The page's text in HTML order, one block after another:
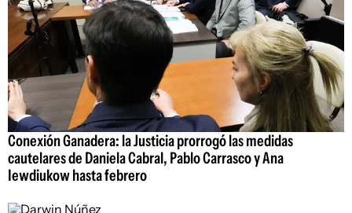
Conexión Ganadera: la Justicia prorrogó las medidas
cautelares de Daniela Cabral, Pablo Carrasco y Ana
Iewdiukow hasta febrero